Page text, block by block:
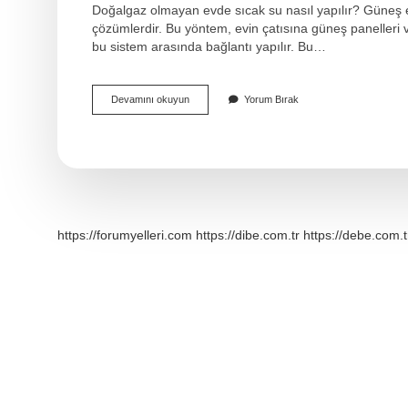
Doğalgaz olmayan evde sıcak su nasıl yapılır?
çözümlerdir. Bu yöntem, evin çatısına güneş
bu sistem arasında bağlantı yapılır. Bu…
Devamını okuyunDoğalgaz
Olmayan
Yorum Bırak
https://forumyelleri.com https://dibe.com.tr https://